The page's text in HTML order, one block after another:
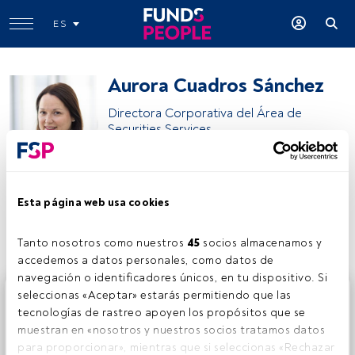
Esta página web usa cookies
Tanto nosotros como nuestros 45 socios almacenamos y
accedemos a datos personales, como datos de
navegación o identificadores únicos, en tu dispositivo. Si
seleccionas «Aceptar» estarás permitiendo que las
tecnologías de rastreo apoyen los propósitos que se
muestran en «nosotros y nuestros socios tratamos datos
para proporcionar», mientras que si seleccionas «Rechazar
ES
Aurora Cuadros Sánchez
Directora Corporativa del Área de
Securities Services
Compartir:
Este es un artículo exclusivo para los usuarios registrados
de FundsPeople. Si ya estás registrado, accede desde el
botón Login. Si aún no tienes cuenta, te invitamos a
registrarte y disfrutar de todo el universo que ofrece